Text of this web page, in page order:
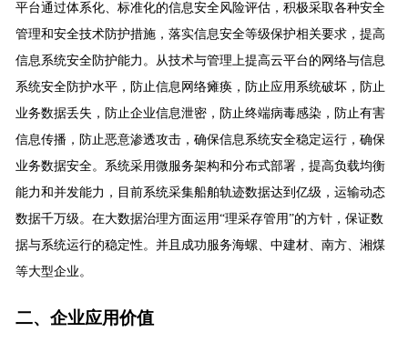
平台通过体系化、标准化的信息安全风险评估，积极采取各种安全
管理和安全技术防护措施，落实信息安全等级保护相关要求，提高
信息系统安全防护能力。从技术与管理上提高云平台的网络与信息
系统安全防护水平，防止信息网络瘫痪，防止应用系统破坏，防止
业务数据丢失，防止企业信息泄密，防止终端病毒感染，防止有害
信息传播，防止恶意渗透攻击，确保信息系统安全稳定运行，确保
业务数据安全。系统采用微服务架构和分布式部署，提高负载均衡
能力和并发能力，目前系统采集船舶轨迹数据达到亿级，运输动态
数据千万级。在大数据治理方面运用“理采存管用”的方针，保证数
据与系统运行的稳定性。并且成功服务海螺、 中建材、南方、湘煤
等大型企业。
二、 企业应用价值